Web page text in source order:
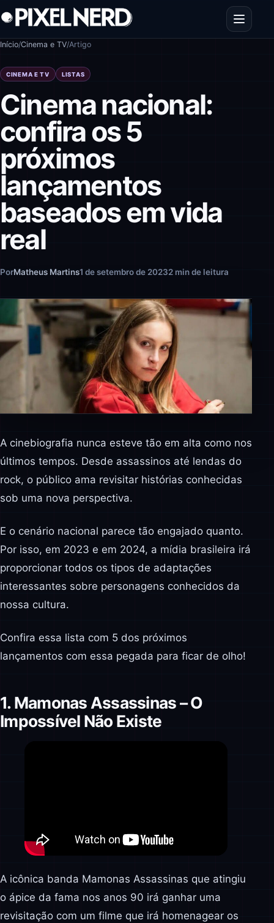
Pular para o conteúdo
Abrir
Início/Cinema e TV/Artigo
CINEMA E TV LISTAS
Cinema nacional:
confira os 5
próximos
lançamentos
baseados em vida
real
PorMatheus Martins1 de setembro de 20232 min de leitura
A cinebiografia nunca esteve tão em alta como nos
últimos tempos. Desde assassinos até lendas do
rock, o público ama revisitar histórias conhecidas
sob uma nova perspectiva.
E o cenário nacional parece tão engajado quanto.
Por isso, em 2023 e em 2024, a mídia brasileira irá
proporcionar todos os tipos de adaptações
interessantes sobre personagens conhecidos da
nossa cultura.
Confira essa lista com 5 dos próximos
lançamentos com essa pegada para ficar de olho!
1. Mamonas Assassinas – O
Impossível Não Existe
A icônica banda Mamonas Assassinas que atingiu
o ápice da fama nos anos 90 irá ganhar uma
revisitação com um filme que irá homenagear os